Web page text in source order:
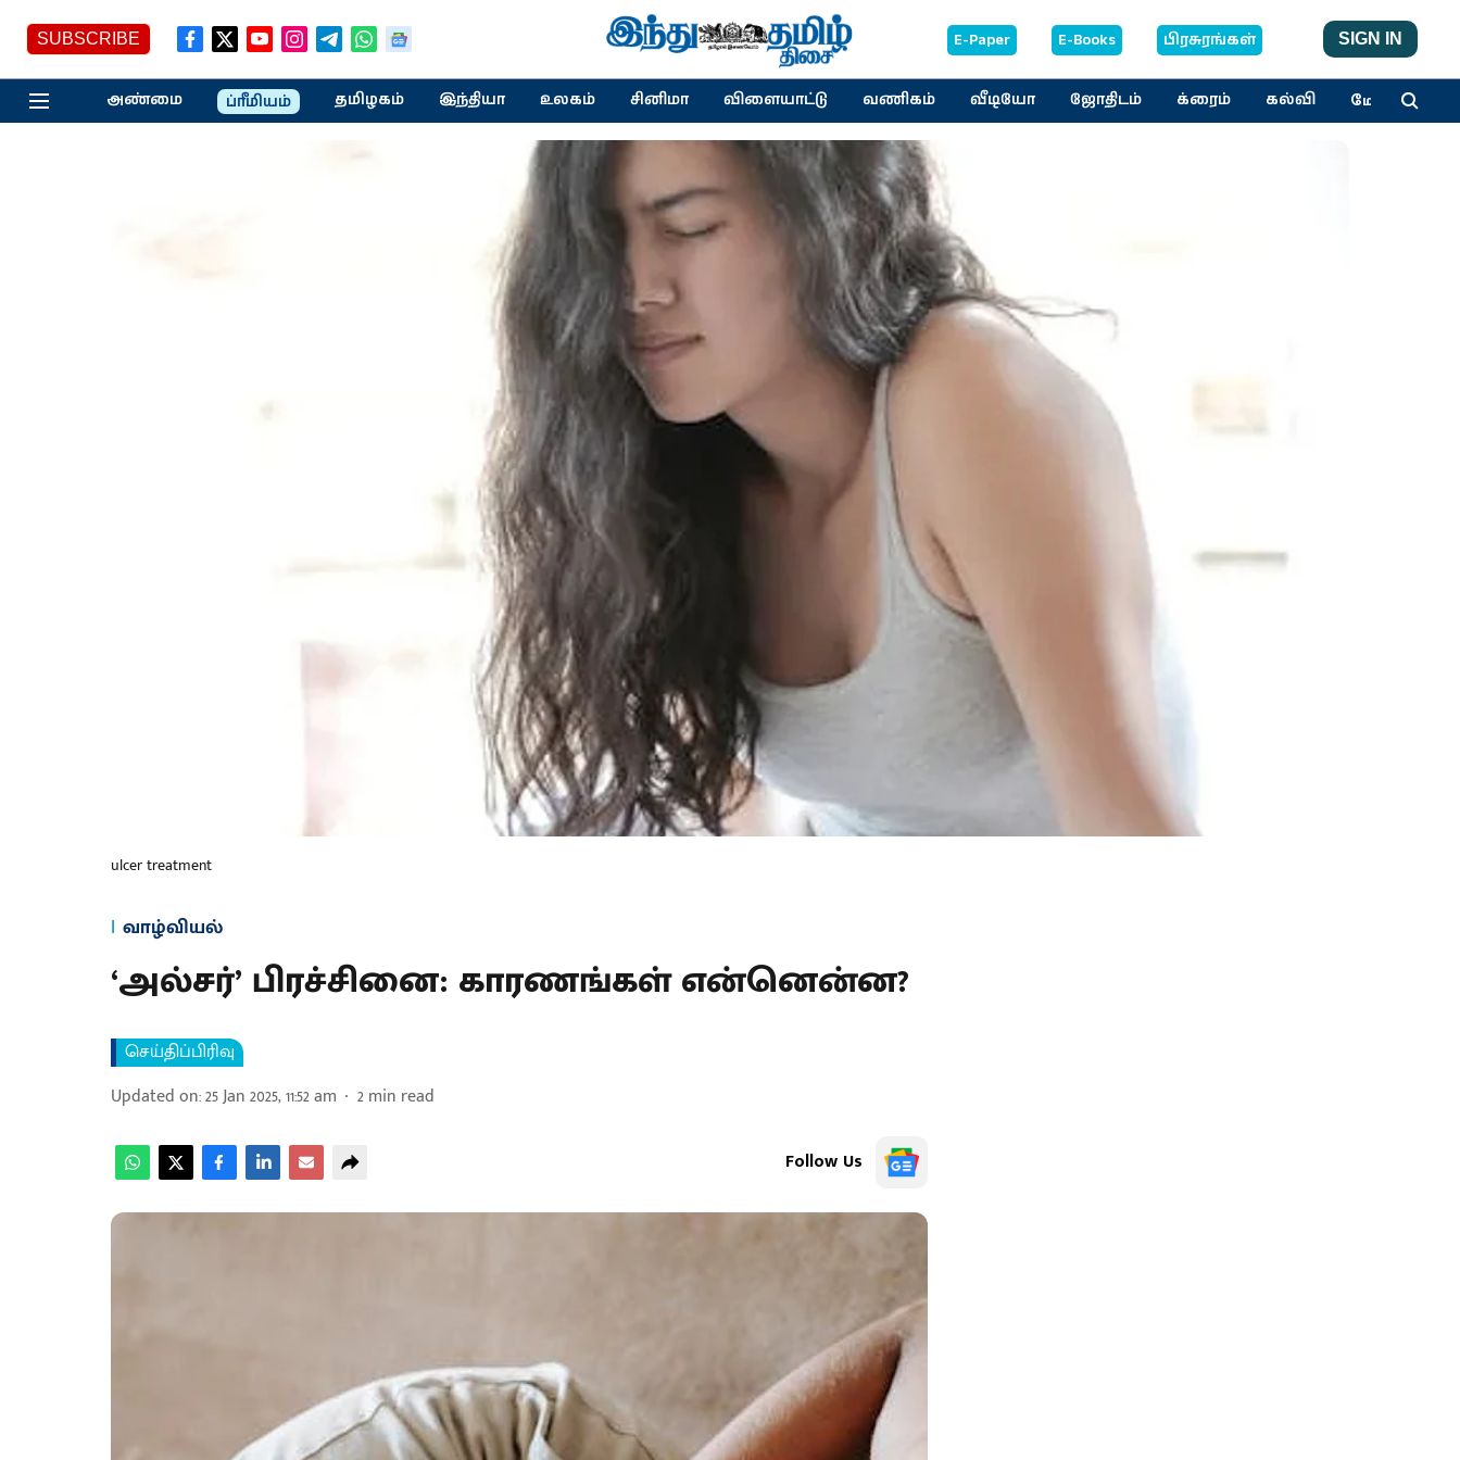
SUBSCRIBE E-Paper E-Books பிரசுரங்கள் SIGN IN
அண்மை ப்ரீமியம் தமிழகம் இந்தியா உலகம் சினிமா விளையாட்டு வணிகம் வீடியோ ஜோதிடம் க்ரைம் கல்வி மேலும்
ulcer treatment
வாழ்வியல்
‘அல்சர்’ பிரச்சினை: காரணங்கள் என்னென்ன?
செய்திப்பிரிவு
Updated on:25 Jan 2025, 11:52 am 2min read
Follow Us